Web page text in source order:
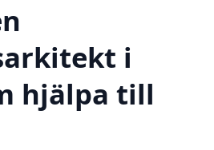
i
hjälpa till